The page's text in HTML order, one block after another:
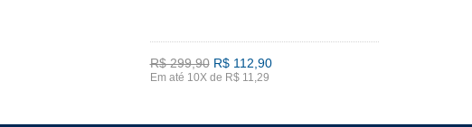
R$ 299,90 R$ 112,90
Em até 10X de R$ 11,29